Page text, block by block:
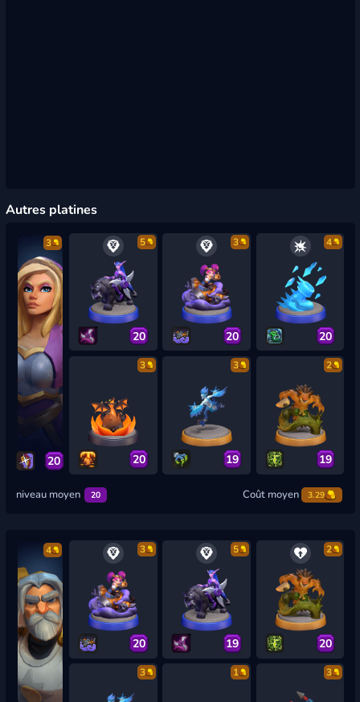
Autres platines
3
20
5
20
3
20
4
20
3
20
3
19
2
19
niveau moyen 20 Coût moyen 3.29
4 3
20
5
19
2
20
3 1 3